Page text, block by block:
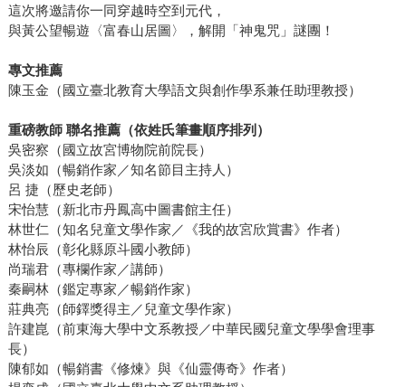
這次將邀請你一同穿越時空到元代，
與黃公望暢遊〈富春山居圖〉，解開「神鬼咒」謎團！
專文推薦
陳玉金（國立臺北教育大學語文與創作學系兼任助理教授）
重磅教師 聯名推薦（依姓氏筆畫順序排列）
吳密察（國立故宮博物院前院長）
吳淡如（暢銷作家／知名節目主持人）
呂 捷（歷史老師）
宋怡慧（新北市丹鳳高中圖書館主任）
林世仁（知名兒童文學作家／《我的故宮欣賞書》作者）
林怡辰（彰化縣原斗國小教師）
尚瑞君（專欄作家／講師）
秦嗣林（鑑定專家／暢銷作家）
莊典亮（師鐸獎得主／兒童文學作家）
許建崑（前東海大學中文系教授／中華民國兒童文學學會理事
長）
陳郁如（暢銷書《修煉》與《仙靈傳奇》作者）